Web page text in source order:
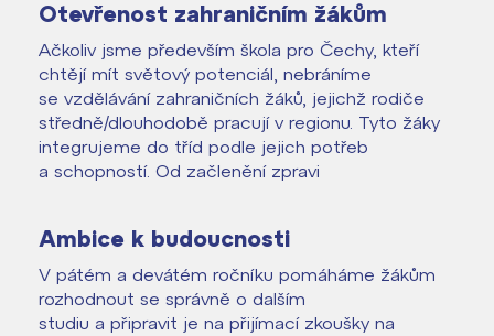
Otevřenost zahraničním žákům
Ačkoliv jsme především škola pro Čechy, kteří
chtějí mít světový potenciál, nebráníme
se vzdělávání zahraničních žáků, jejichž rodiče
středně/dlouhodobě pracují v regionu. Tyto žáky
integrujeme do tříd podle jejich potřeb
a schopností. Od začlenění zpravi
Ambice k budoucnosti
V pátém a devátém ročníku pomáháme žákům
rozhodnout se správně o dalším
studiu a připravit je na přijímací zkoušky na